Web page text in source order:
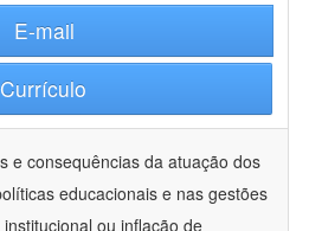
E-mail
Currículo
e consequências da atuação dos
educacionais e nas gestões
ou inflação de